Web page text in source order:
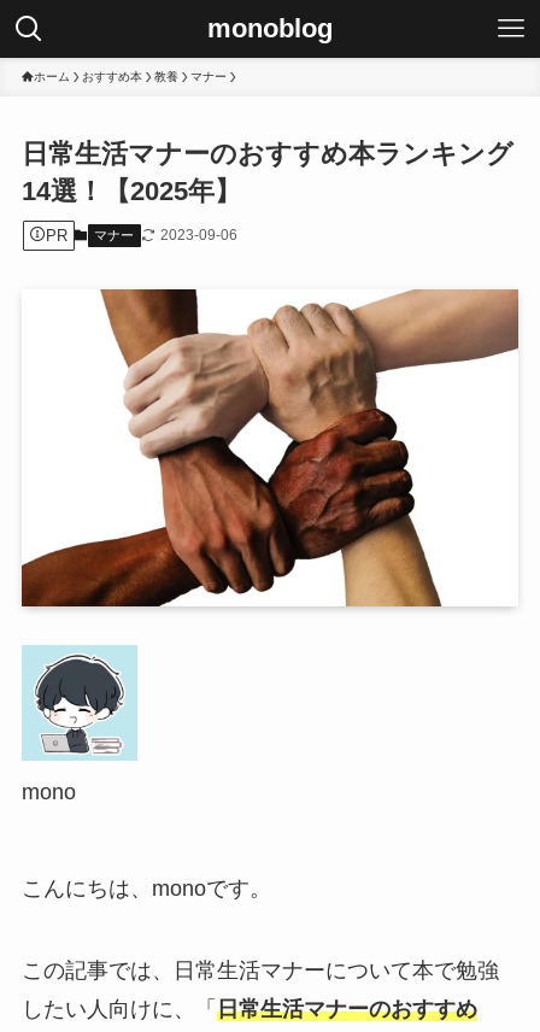
monoblog
ホーム おすすめ本 教養 マナー
日常生活マナーのおすすめ本ランキング
14選！【2025年】
PR マナー 2023-09-06
mono
こんにちは、monoです。
この記事では、日常生活マナーについて本で勉強
したい人向けに、「 日常生活マナーのおすすめ